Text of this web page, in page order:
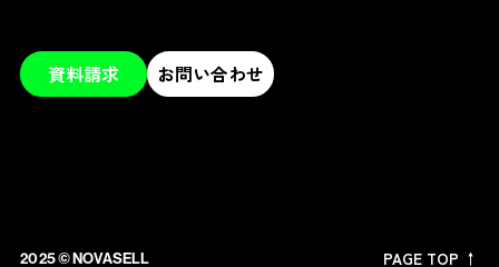
資料請求 お問い合わせ
2025 ©︎ NOVASELL PAGE TOP ↑